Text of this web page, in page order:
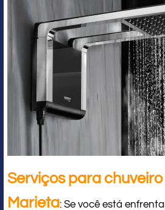
Serviços para
Marieta: Se você está